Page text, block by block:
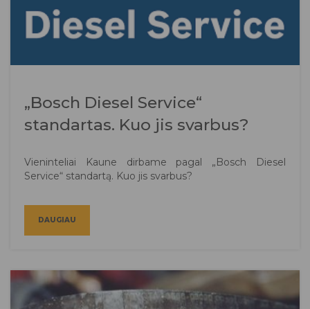
„Bosch Diesel Service“
standartas. Kuo jis svarbus?
Vieninteliai Kaune dirbame pagal „Bosch Diesel
Service“ standartą. Kuo jis svarbus?
DAUGIAU